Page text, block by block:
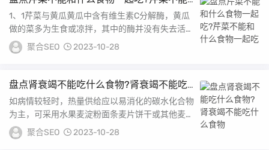
和什么食物一起吃
1、1芹菜与黄瓜黄瓜中含有维生素C分解酶，黄瓜
做的菜多为生食或凉拌，其中的酶并没有失去活性
因子，如果和芹菜同食，那么芹菜中的维生素C就
会...
聚合SEO 2023-10-28
盘点肾衰竭不能吃什么食物?肾衰竭不能吃
什么食物
如病情较轻时，热量供给应以易消化的碳水化合物
为主，可采用水果麦淀粉面条麦片饼干或其他麦淀
粉点心，加少量米汤或稀粥，要减少蛋白质和非必
需氨...
聚合SEO 2023-10-28